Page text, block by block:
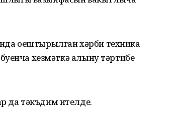
оештырылган хәрби техника
хезмәткә алыну тәртибе
да тәкъдим ителде.